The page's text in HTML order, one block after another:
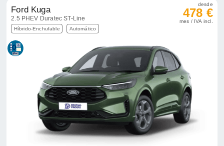
Ford Kuga
2.5 PHEV Duratec ST-Line
Híbrido-Enchufable Automático
desde
478 €
mes / IVA incl.